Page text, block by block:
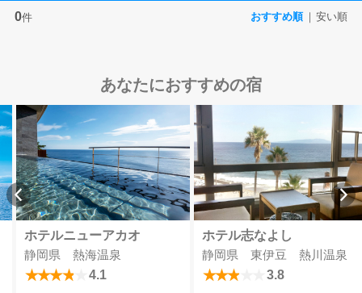
0件 おすすめ順 安い順
あなたにおすすめの宿
ホテルニューアカオ
静岡県 熱海温泉
4.1
ホテル志なよし
静岡県 東伊豆 熱川温泉
3.8